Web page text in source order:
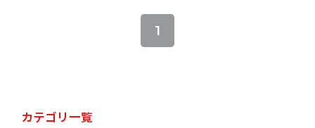
1
カテゴリ一覧